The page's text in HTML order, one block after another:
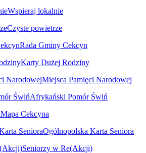
Wspieraj lokalnie
Czyste powietrze
Rada Gminy Cekcyn
Karty Dużej Rodziny
Miejsca Pamięci Narodowej
Afrykański Pomór Świń
Mapa Cekcyna
Ogólnopolska Karta Seniora
Seniorzy w Re(Akcji)